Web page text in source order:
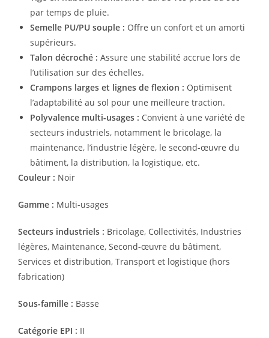
par temps de pluie.
Semelle PU/PU souple : Offre un confort et un amorti
supérieurs.
Talon décroché : Assure une stabilité accrue lors de
l’utilisation sur des échelles.
Crampons larges et lignes de flexion : Optimisent
l’adaptabilité au sol pour une meilleure traction.
Polyvalence multi-usages : Convient à une variété de
secteurs industriels, notamment le bricolage, la
maintenance, l’industrie légère, le second-œuvre du
bâtiment, la distribution, la logistique, etc.
Couleur : Noir
Gamme : Multi-usages
Secteurs industriels : Bricolage, Collectivités, Industries
légères, Maintenance, Second-œuvre du bâtiment,
Services et distribution, Transport et logistique (hors
fabrication)
Sous-famille : Basse
Catégorie EPI : II